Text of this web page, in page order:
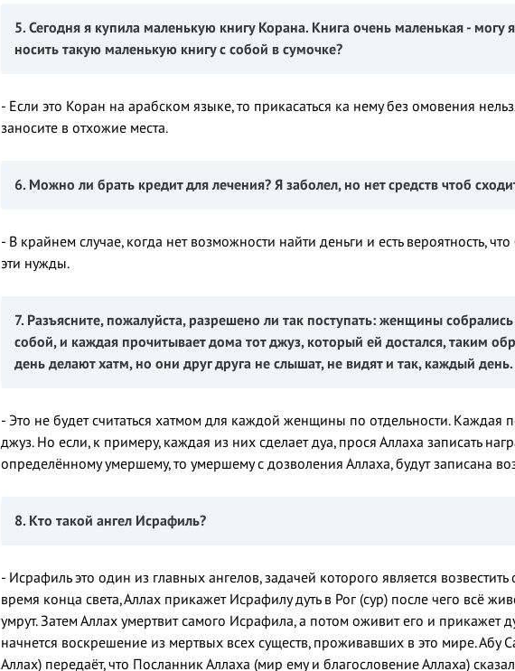
5. Сегодня я купила маленькую книгу Корана. Книга очень маленькая - могу
носить такую маленькую книгу с собой в сумочке?
- Если это Коран на арабском языке, то прикасаться ка нему без омовения
заносите в отхожие места.
6. Можно ли брать кредит для лечения? Я заболел, но нетсредств чтоб
- В крайнем случае, когда нет возможности найти деньги и есть вероятность, что
эти нужды.
7. Разъясните, пожалуйста, разрешено ли так поступать: женщины
собой, и каждая прочитываетдома тот джуз, который ей достался, таким
день делают хатм, но они друг друга не слышат, не видят и так, каждый день.
- Это не будет считаться хатмом для каждой женщины по отдельности. Каждая
джуз. Но если, к примеру, каждая из них сделает дуа, прося Аллаха записать
определённому умершему, то умершему с дозволения Аллаха, будут записана
8. Кто такой ангел Исрафиль?
- Исрафиль это один из главных ангелов, задачей которого является возвестить
время конца света, Аллах прикажет Исрафилу дуть в Рог (сур) после чего всё
умрут. Затем Аллах умертвит самого Исрафила, а потом оживит его и прикажет
начнется воскрешение из мертвых всех существ, проживавших в это мире. Абу
Аллах) передаёт, что Посланник Аллаха (мир ему и благословение Аллаха)